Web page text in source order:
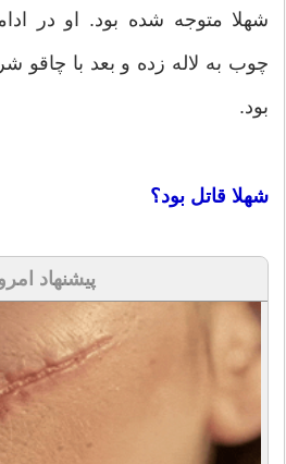
شهلا متوجه شده بود. او در
چوب به لاله زده و بعد با چاقو
بود.
شهلا قاتل بود؟
پیشنهاد